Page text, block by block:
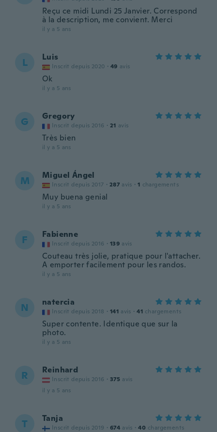
Reçu ce midi Lundi 25 Janvier. Correspond
à la description, me convient. Merci
il y a 5 ans
L Luis
Inscrit depuis 2020 · 49 avis
Ok
il y a 5 ans
G Gregory
Inscrit depuis 2016 · 21 avis
Très bien
il y a 5 ans
M Miguel Ángel
Inscrit depuis 2017 · 287 avis · 1 chargements
Muy buena genial
il y a 5 ans
F Fabienne
Inscrit depuis 2016 · 139 avis
Couteau très jolie, pratique pour l'attacher.
A emporter facilement pour les randos.
il y a 5 ans
N natercia
Inscrit depuis 2018 · 141 avis · 41 chargements
Super contente. Identique que sur la
photo.
il y a 5 ans
R Reinhard
Inscrit depuis 2016 · 375 avis
il y a 5 ans
T Tanja
Inscrit depuis 2019 · 674 avis · 40 chargements